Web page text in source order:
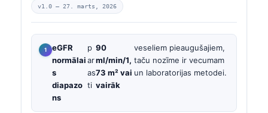
v1.0 — 27. marts, 2026
eGFR
normālai
s
diapazo
ns
p
ar
as
ti
90
ml/min/1,
73 m² vai
vairāk
veseliem pieaugušajiem,
taču nozīme ir vecumam
un laboratorijas metodei.